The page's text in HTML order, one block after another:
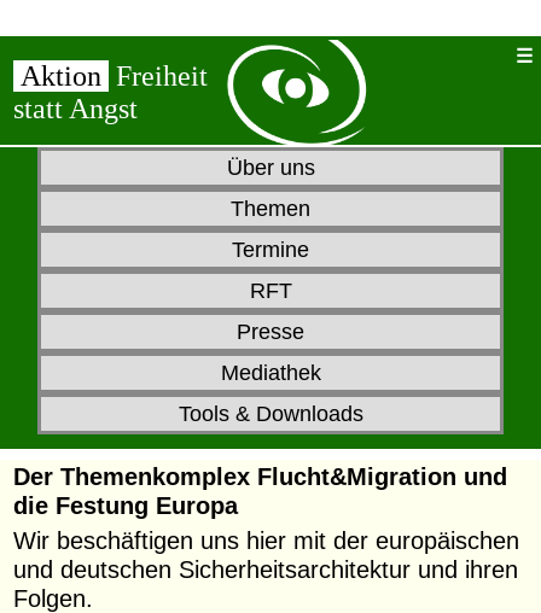
Aktion Freiheit
statt Angst
Über uns
Themen
Termine
RFT
Presse
Mediathek
Tools & Downloads
Der Themenkomplex Flucht&Migration und
die Festung Europa
Wir beschäftigen uns hier mit der europäischen
und deutschen Sicherheitsarchitektur und ihren
Folgen.